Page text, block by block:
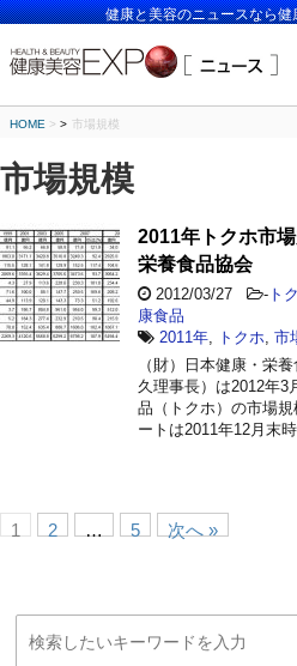
健康と美容のニュースなら
HOME > 市場規模
市場規模
2011年トクホ市
栄養食品協会
2012/03/27 - ト
康食品
2011年
トクホ 市
（財）日本健康・栄
久理事長）は2012年3
品（トクホ）の市場
ートは2011年12月末
1 2 … 5 次へ »